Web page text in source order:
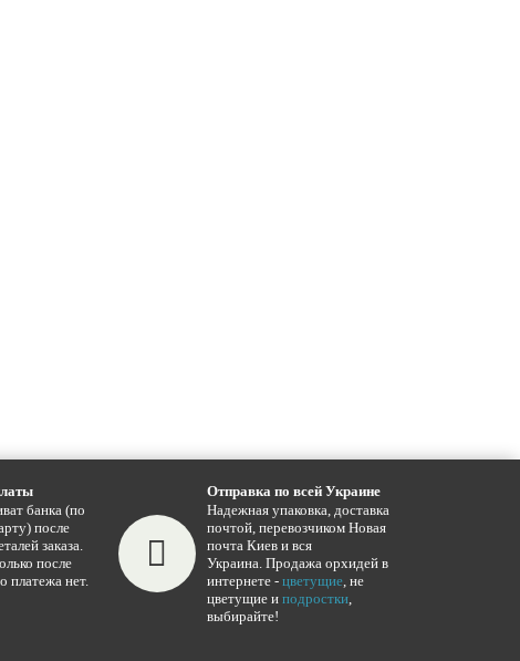
банка (по
после
заказа.
после
платежа нет.
Отправка по всей Украине
Надежная упаковка, доставка
почтой, перевозчиком Новая
почта Киев и вся
Украина. Продажа орхидей в
интернете - цветущие, не
цветущие и подростки,
выбирайте!